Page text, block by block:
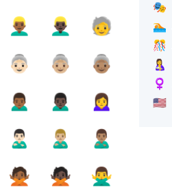
👱🏾‍♂️ 👱🏿‍♂️
🧓
👵🏻 👵🏼
👵🏽
🙍🏾‍♂️ 🙍🏿‍♂️
🙍‍♀️
🙎🏻‍♂️ 🙎🏼‍♂️
🙎🏽‍♂️
🙅🏾 🙅🏿
🙅‍♂️
🎭
🏊
🎊
🤱
♀️
🇺🇸